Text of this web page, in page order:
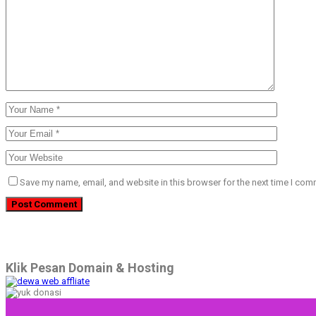
Save my name, email, and website in this browser for the next time I
Klik Pesan Domain & Hosting